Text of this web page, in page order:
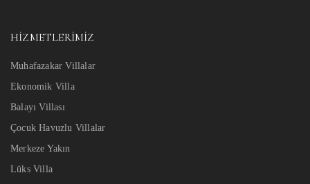
HIZMETLERIMIZ
Muhafazakar Villalar
Ekonomik Villa
Balayı Villası
Çocuk Havuzlu Villalar
Merkeze Yakın
Lüks Villa